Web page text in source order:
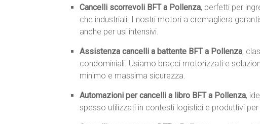
Cancelli scorrevoli BFT a Pollenza, perfetti per
che industriali. I nostri motori a cremagliera
anche per usi intensivi.
Assistenza cancelli a battente BFT a Pollenza,
condominiali. Usiamo bracci motorizzati e
minimo e massima sicurezza.
Automazioni per cancelli a libro BFT a Pollenza,
spesso utilizzati in contesti logistici e produttivi